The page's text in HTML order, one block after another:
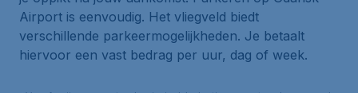
Airport is eenvoudig. Het vliegveld biedt
verschillende parkeermogelijkheden. Je betaalt
hiervoor een vast bedrag per uur, dag of week.